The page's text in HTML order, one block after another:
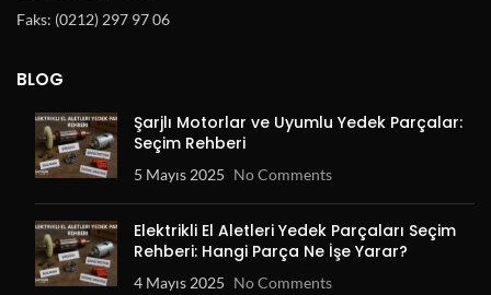
Faks: (0212) 297 97 06
BLOG
Şarjlı Motorlar ve Uyumlu Yedek Parçalar:
Seçim Rehberi
5 Mayıs 2025 No Comments
Elektrikli El Aletleri Yedek Parçaları Seçim
Rehberi: Hangi Parça Ne İşe Yarar?
4 Mayıs 2025 No Comments